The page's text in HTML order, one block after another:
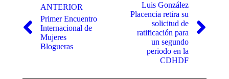
publicaciones
ANTERIOR
Publicación
anterior:
Primer Encuentro
Internacional de
Mujeres
Blogueras
Publicación
siguiente:
Luis González
Placencia retira su
solicitud de
ratificación para
un segundo
periodo en la
CDHDF